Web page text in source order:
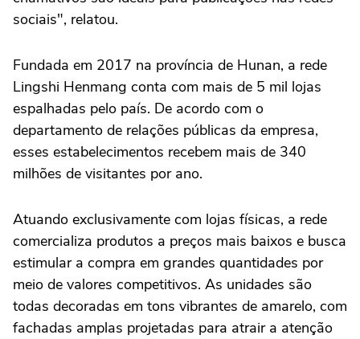
sociais", relatou.
Fundada em 2017 na província de Hunan, a rede
Lingshi Henmang conta com mais de 5 mil lojas
espalhadas pelo país. De acordo com o
departamento de relações públicas da empresa,
esses estabelecimentos recebem mais de 340
milhões de visitantes por ano.
Atuando exclusivamente com lojas físicas, a rede
comercializa produtos a preços mais baixos e busca
estimular a compra em grandes quantidades por
meio de valores competitivos. As unidades são
todas decoradas em tons vibrantes de amarelo, com
fachadas amplas projetadas para atrair a atenção